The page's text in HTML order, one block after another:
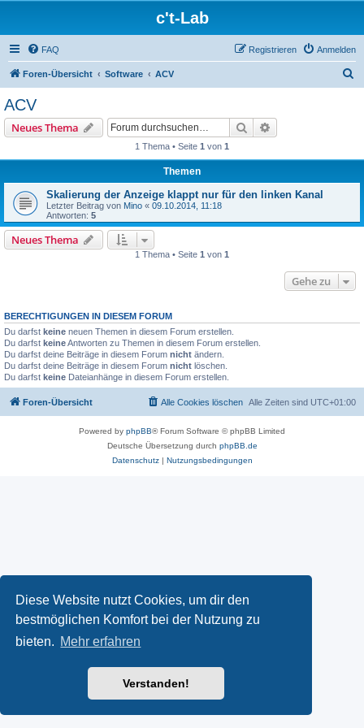
Diese Website nutzt Cookies, um dir den
bestmöglichen Komfort bei der Nutzung zu
bieten. Mehr erfahren
Verstanden!
c't-Lab
FAQ Anmelden
Registrieren
Foren-Übersicht Software ACV
ACV
Neues Thema Suche
1 Thema • Seite 1 von 1
Themen
Skalierung der Anzeige klappt nur für den linken Kanal
Letzter Beitrag von Mino « 09.10.2014, 11:18
Antworten: 5
Neues Thema
1 Thema • Seite 1 von 1
Gehe zu
BERECHTIGUNGEN IN DIESEM FORUM
Du darfst keine neuen Themen in diesem Forum erstellen.
Du darfst keineAntworten zu Themen in diesem Forum erstellen.
Du darfst deine Beiträge in diesem Forum nicht ändern.
Du darfst deine Beiträge in diesem Forum nicht löschen.
Du darfst keine Dateianhänge in diesem Forum erstellen.
Foren-Übersicht Alle Zeiten sind UTC+01:00
Alle Cookies löschen
Powered by phpBB® Forum Software © phpBB Limited
Deutsche Übersetzung durch phpBB.de
Datenschutz| Nutzungsbedingungen